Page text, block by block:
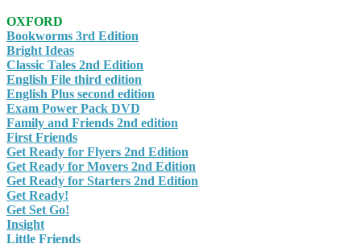
OXFORD
Bookworms 3rd Edition
Bright Ideas
Classic Tales 2nd Edition
English File third edition
English Plus second edition
Exam Power Pack DVD
Family and Friends 2nd edition
First Friends
Get Ready for Flyers 2nd Edition
Get Ready for Movers 2nd Edition
Get Ready for Starters 2nd Edition
Get Ready!
Get Set Go!
Insight
Little Friends